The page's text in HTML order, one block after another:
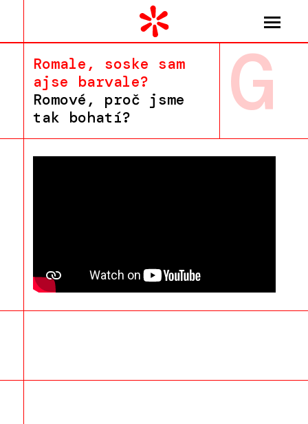
Romale, soske sam
ajse barvale?
Romové, proč jsme
tak bohatí?
G